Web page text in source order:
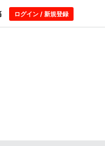
ログイン / 新規登録